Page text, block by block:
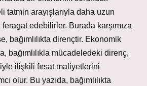
tatmin arayışlarıyla daha uzun
edebilirler. Burada karşımıza
bağımlılıkta dirençtir. Ekonomik
bağımlılıkla mücadeledeki direnç,
ilişkili fırsat maliyetlerini
olur. Bu yazıda, bağımlılıkta